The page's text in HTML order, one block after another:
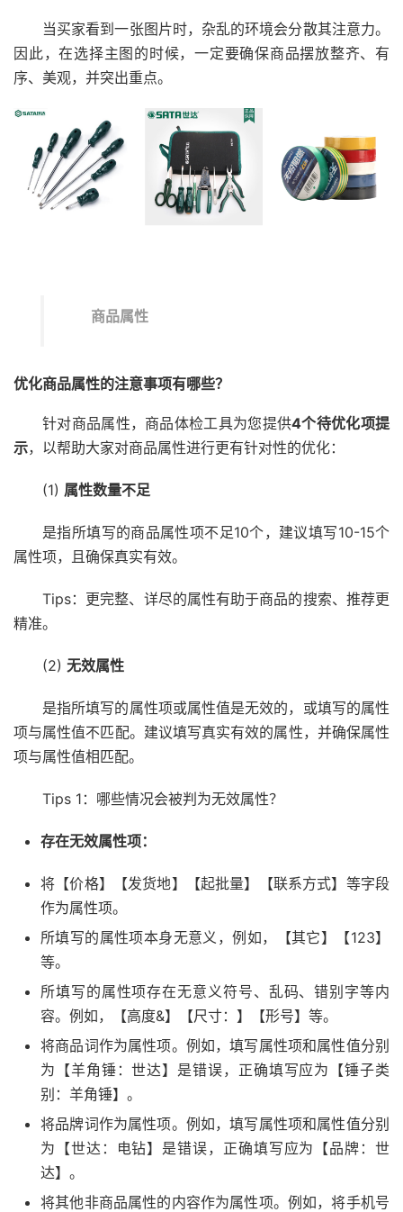
当买家看到一张图片时，杂乱的环境会分散其注意力。
因此，在选择主图的时候，一定要确保商品摆放整齐、有
序、美观，并突出重点。
商品属性
优化商品属性的注意事项有哪些？
针对商品属性，商品体检工具为您提供4个待优化项提
示，以帮助大家对商品属性进行更有针对性的优化：
(1) 属性数量不足
是指所填写的商品属性项不足10个，建议填写10-15个
属性项，且确保真实有效。
Tips：更完整、详尽的属性有助于商品的搜索、推荐更
精准。
(2) 无效属性
是指所填写的属性项或属性值是无效的，或填写的属性
项与属性值不匹配。建议填写真实有效的属性，并确保属性
项与属性值相匹配。
Tips 1：哪些情况会被判为无效属性？
存在无效属性项：
将【价格】【发货地】【起批量】【联系方式】等字段
作为属性项。
所填写的属性项本身无意义，例如，【其它】【123】
等。
所填写的属性项存在无意义符号、乱码、错别字等内
容。例如，【高度&】【尺寸：】【形号】等。
将商品词作为属性项。例如，填写属性项和属性值分别
为【羊角锤：世达】是错误，正确填写应为【锤子类
别：羊角锤】。
将品牌词作为属性项。例如，填写属性项和属性值分别
为【世达：电钻】是错误，正确填写应为【品牌：世
达】。
将其他非商品属性的内容作为属性项。例如，将手机号